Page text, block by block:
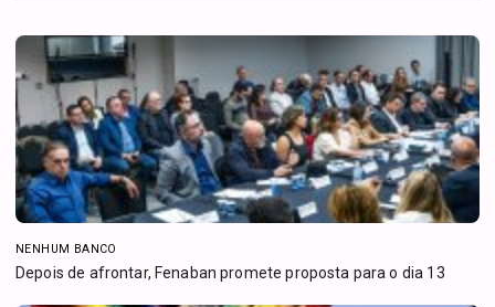
NENHUM BANCO
Depois de afrontar, Fenaban promete proposta para o dia 13